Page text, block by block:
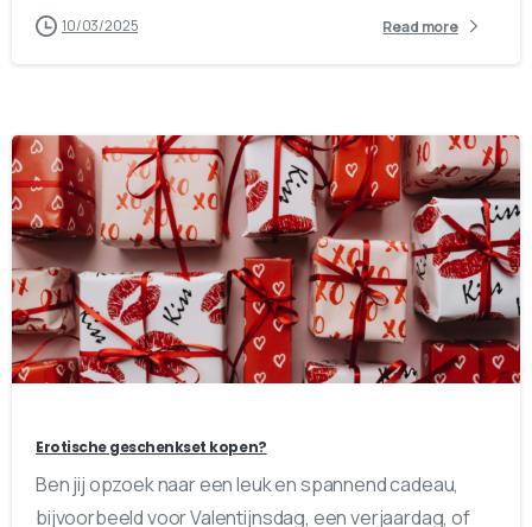
10/03/2025 Read more
0
Erotische geschenkset kopen?
Ben jij opzoek naar een leuk en spannend cadeau,
bijvoorbeeld voor Valentijnsdag, een verjaardag, of